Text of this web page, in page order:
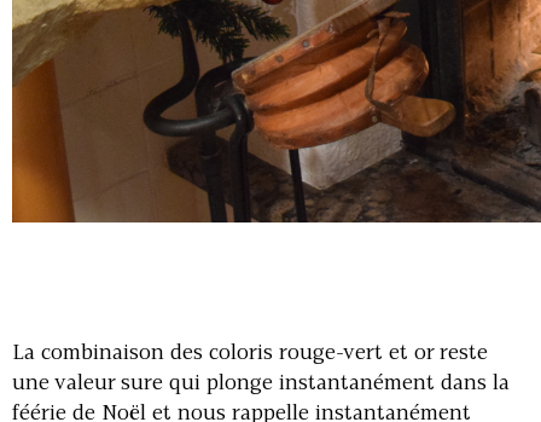
La combinaison des coloris rouge-vert et or reste
une valeur sure qui plonge instantanément dans la
féérie de Noël et nous rappelle instantanément